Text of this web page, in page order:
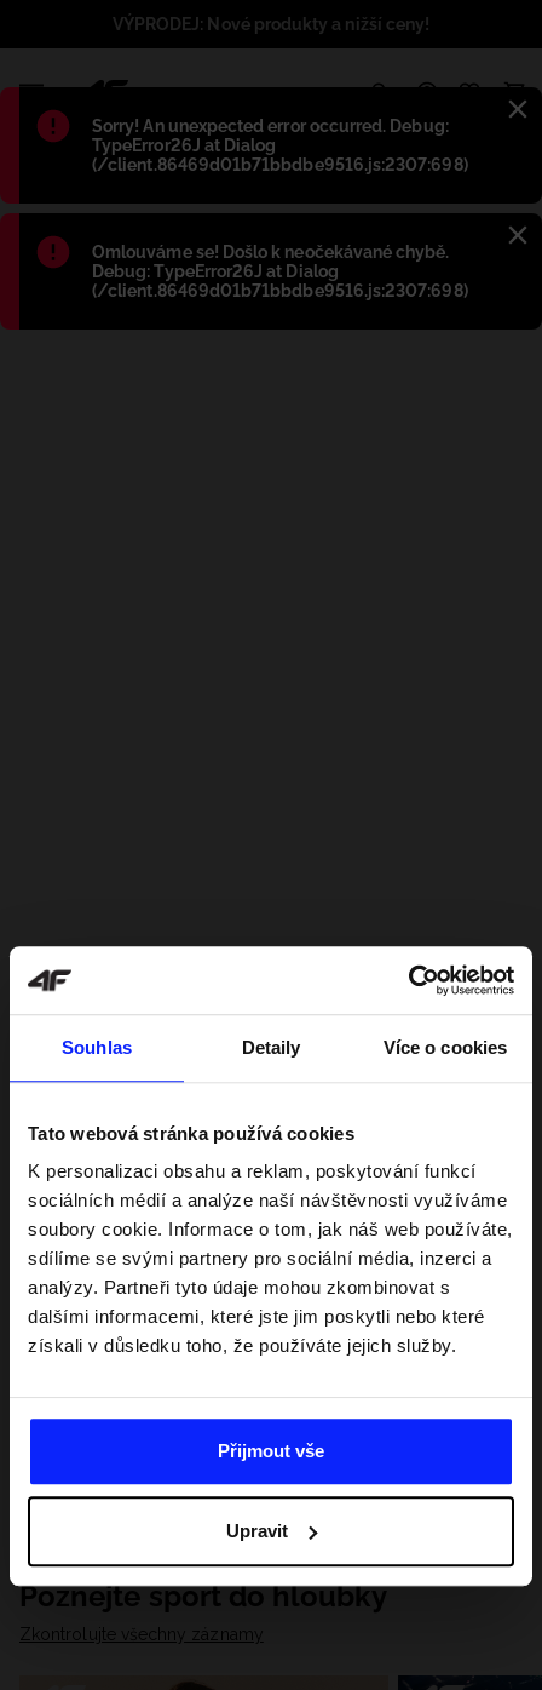
Souhlas Detaily Více o cookies
Tato webová stránka používá cookies
K personalizaci obsahu a reklam, poskytování funkcí
sociálních médií a analýze naší návštěvnosti využíváme
soubory cookie. Informace o tom, jak náš web používáte,
sdílíme se svými partnery pro sociální média, inzerci a
analýzy. Partneři tyto údaje mohou zkombinovat s
dalšími informacemi, které jste jim poskytli nebo které
získali v důsledku toho, že používáte jejich služby.
Přijmout vše
Upravit
Błąd:
Sorry! An unexpected error occurred. Debug:
TypeError26J at Dialog
(/client.86469d01b71bbdbe9516.js:2307:698)
Błąd:
Omlouváme se! Došlo k neočekávané chybě.
Debug: TypeError26J at Dialog
(/client.86469d01b71bbdbe9516.js:2307:698)
VÝPRODEJ: Nové produkty a nižší ceny!
Poznejte sport do hloubky
Zkontrolujte všechny záznamy